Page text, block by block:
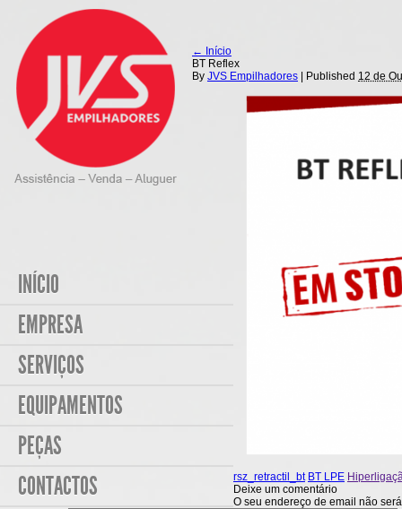
INÍCIO
EMPRESA
SERVIÇOS
EQUIPAMENTOS
PEÇAS
CONTACTOS
← Início
BT Reflex
By JVS Empilhadores Published 12 de
rsz_retractil_bt BT LPE
Deixe um comentário
O seu endereço de email não